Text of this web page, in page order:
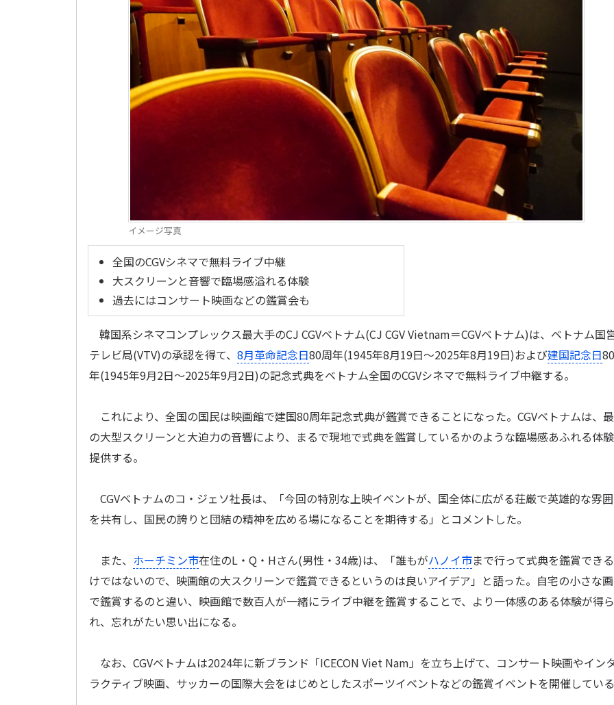
イメージ写真
全国のCGVシネマで無料ライブ中継
大スクリーンと音響で臨場感溢れる体験
過去にはコンサート映画などの鑑賞会も
韓国系シネマコンプレックス最大手のCJ CGVベトナム(CJ CGV Vietnam＝CGVベトナム)は、ベトナム国
テレビ局(VTV)の承認を得て、 8月革命記念日80周年(1945年8月19日～2025年8月19日)および建国記念日
年(1945年9月2日～2025年9月2日)の記念式典をベトナム全国のCGVシネマで無料ライブ中継する。
これにより、全国の国民は映画館で建国80周年記念式典が鑑賞できることになった。CGVベトナムは、
の大型スクリーンと大迫力の音響により、まるで現地で式典を鑑賞しているかのような臨場感あふれる体
提供する。
CGVベトナムのコ・ジェソ社長は、「今回の特別な上映イベントが、国全体に広がる荘厳で英雄的な雰
を共有し、国民の誇りと団結の精神を広める場になることを期待する」とコメントした。
また、 ホーチミン市在住のL・Q・Hさん(男性・34歳)は、「誰もがハノイ市まで行って式典を鑑賞でき
けではないので、映画館の大スクリーンで鑑賞できるというのは良いアイデア」と語った。自宅の小さな
で鑑賞するのと違い、映画館で数百人が一緒にライブ中継を鑑賞することで、より一体感のある体験が得ら
れ、忘れがたい思い出になる。
なお、CGVベトナムは2024年に新ブランド「ICECON Viet Nam」を立ち上げて、コンサート映画やイン
ラクティブ映画、サッカーの国際大会をはじめとしたスポーツイベントなどの鑑賞イベントを開催している